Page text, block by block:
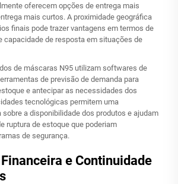
oferecem opções de entrega mais
mais curtos. A proximidade geográfica
finais pode trazer vantagens em termos de
capacidade de resposta em situações de
de máscaras N95 utilizam softwares de
de previsão de demanda para
e antecipar as necessidades dos
tecnológicas permitem uma
a disponibilidade dos produtos e ajudam
ruptura de estoque que poderiam
de segurança.
e Continuidade